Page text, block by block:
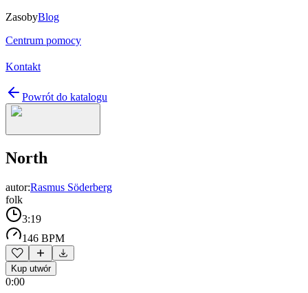
ZasobyBlog
Centrum pomocy
Kontakt
Powrót do katalogu
North
autor:Rasmus Söderberg
folk
3:19
146 BPM
Kup utwór
0:00